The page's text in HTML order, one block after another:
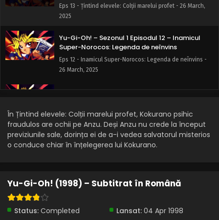
Eps 13 - Țintind elevele: Colții marelui profet - 26 March,
2025
Yu-Gi-Oh! – Sezonul 1 Episodul 12 – Inamicul
Super-Norocos: Legenda de neînvins
Eps 12 - Inamicul Super-Norocos: Legenda de neînvins -
26 March, 2025
Yu-Gi-Oh! – Sezonul 1 Episodul 11 – Zvonurile
Eps 11 - Zvonurile despre CapuMon: Noul sosit - 26 March,
2025
Yu-Gi-Oh! – Sezonul 1 Episodul 10 – Masca
Yu-Gi-Oh! – Sezonul 1 Episodul 9 – Explozie:
Eps 9 - Explozie: Tehnica secretă a YoYo - 26 March, 2025
În Țintind elevele: Colții marelui profet, Kokurano psihic
fraudulos are ochii pe Anzu. Deși Anzu nu crede la început
previziunile sale, dorința ei de a-i vedea salvatorul misterios
o conduce chiar în înțelegerea lui Kokurano.
Yu-Gi-Oh! (1998) – Subtitrat în Română
Status: Completed Lansat: 04 Apr 1998